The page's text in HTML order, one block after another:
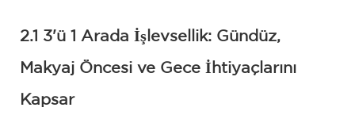
2.1 3'ü 1 Arada İşlevsellik: Gündüz,
Makyaj Öncesi ve Gece İhtiyaçlarını
Kapsar